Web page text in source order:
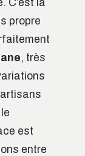
C’est la
propre
, très
est
entre